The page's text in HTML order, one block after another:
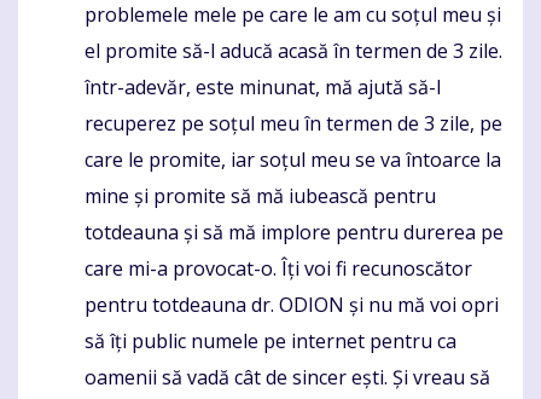
problemele mele pe care le am cu soțul meu și
el promite să-l aducă acasă în termen de 3 zile.
într-adevăr, este minunat, mă ajută să-l
recuperez pe soțul meu în termen de 3 zile, pe
care le promite, iar soțul meu se va întoarce la
mine și promite să mă iubească pentru
totdeauna și să mă implore pentru durerea pe
care mi-a provocat-o. Îți voi fi recunoscător
pentru totdeauna dr. ODION și nu mă voi opri
să îți public numele pe internet pentru ca
oamenii să vadă cât de sincer ești. Și vreau să